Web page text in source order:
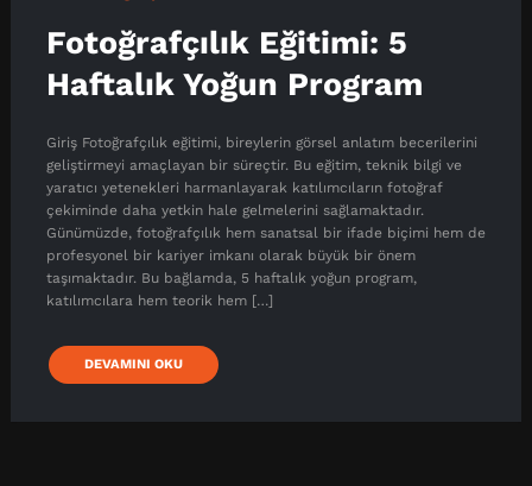
Fotoğrafçılık Eğitimi: 5
Haftalık Yoğun Program
Giriş Fotoğrafçılık eğitimi, bireylerin görsel anlatım becerilerini
geliştirmeyi amaçlayan bir süreçtir. Bu eğitim, teknik bilgi ve
yaratıcı yetenekleri harmanlayarak katılımcıların fotoğraf
çekiminde daha yetkin hale gelmelerini sağlamaktadır.
Günümüzde, fotoğrafçılık hem sanatsal bir ifade biçimi hem de
profesyonel bir kariyer imkanı olarak büyük bir önem
taşımaktadır. Bu bağlamda, 5 haftalık yoğun program,
katılımcılara hem teorik hem […]
DEVAMINI OKU